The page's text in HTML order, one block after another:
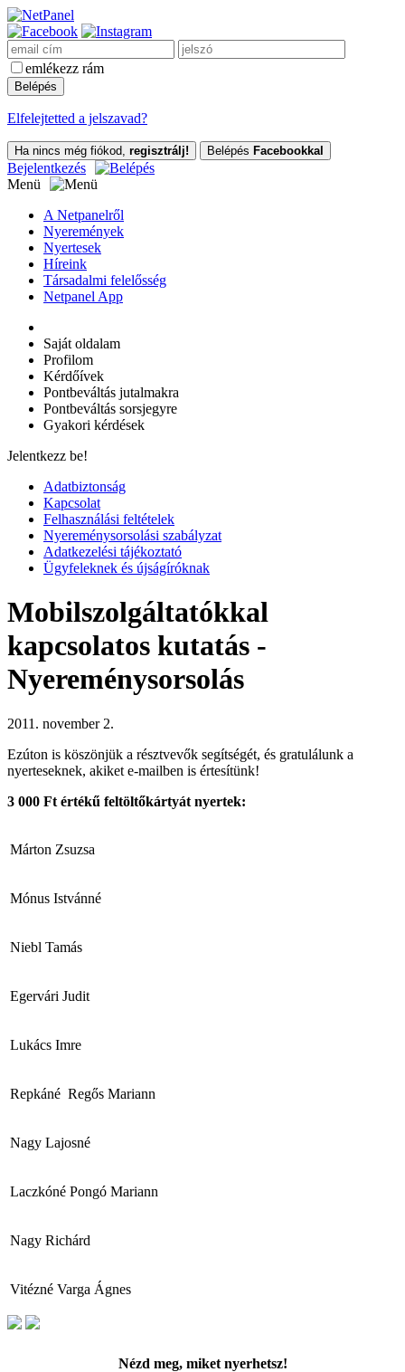
emlékezz rám
Elfelejtetted a jelszavad?
Ha nincs még fiókod, regisztrálj! Belépés Facebookkal
Bejelentkezés
Menü
A Netpanelről
Nyeremények
Nyertesek
Híreink
Társadalmi felelősség
Netpanel App
Saját oldalam
Profilom
Kérdőívek
Pontbeváltás jutalmakra
Pontbeváltás sorsjegyre
Gyakori kérdések
Jelentkezz be!
Adatbiztonság
Kapcsolat
Felhasználási feltételek
Nyereménysorsolási szabályzat
Adatkezelési tájékoztató
Ügyfeleknek és újságíróknak
Mobilszolgáltatókkal
kapcsolatos kutatás -
Nyereménysorsolás
2011. november 2.
Ezúton is köszönjük a résztvevők segítségét, és gratulálunk a
nyerteseknek, akiket e-mailben is értesítünk!
3 000 Ft értékű feltöltőkártyát nyertek:
Márton Zsuzsa
Mónus Istvánné
Niebl Tamás
Egervári Judit
Lukács Imre
Repkáné Regős Mariann
Nagy Lajosné
Laczkóné Pongó Mariann
Nagy Richárd
Vitézné Varga Ágnes
Nézd meg, miket nyerhetsz!